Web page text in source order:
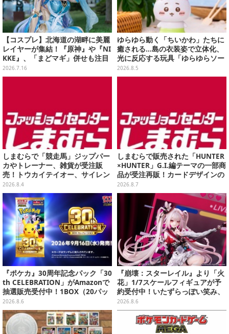
【コスプレ】北海道の湖畔に美麗
レイヤーが集結！『原神』や『NI
KKE』、「まどマギ」併せも注目
の美女たち11選【写真51枚】
2026.7.16
ゆらゆら動く「ちいかわ」たちに
癒される…島の衣装姿で立体化、
光に反応する玩具「ゆらゆらソー
ラー」全8種が全国アミューズメ
ント施設にて展開
2026.8.5
しまむらで「競走馬」ジップパー
カやトレーナー、雑貨が受注販
売！トウカイテイオー、サイレン
ススズカなど名馬5頭をデザイン
2026.8.4
しまむらで販売された「HUNTER
×HUNTER」G.I.編テーマの一部商
品が受注再販！カードデザインの
キーホルダーや、キルアたちのセ
リフ付ソックスなど
2026.8.7
『ポケカ』30周年記念パック「30
th CELEBRATION」がAmazonで
抽選販売受付中！1BOX（20パッ
ク入り）
2026.8.6
『崩壊：スターレイル』より「火
花」1/7スケールフィギュアが予
約受付中！いたずらっぽい笑み、
シルクハット型のステージが華や
かさを演出
2026.8.6